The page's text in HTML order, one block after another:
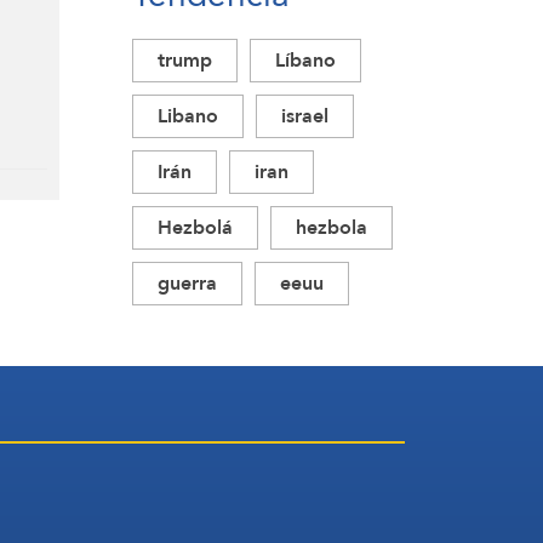
trump
Líbano
Libano
israel
Irán
iran
Hezbolá
hezbola
guerra
eeuu